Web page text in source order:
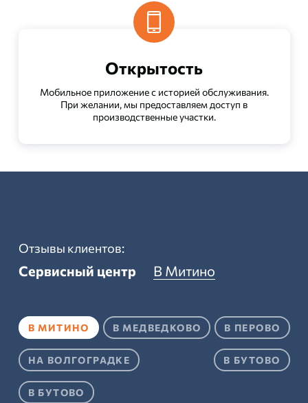
Открытость
Мобильное приложение с историей обслуживания.
При желании, мы предоставляем доступ в
производственные участки.
Отзывы клиентов:
Сервисный центр В Митино
В МИТИНО В МЕДВЕДКОВО В ПЕРОВО
НА ВОЛГОГРАДКЕ В БУТОВО
В БУТОВО